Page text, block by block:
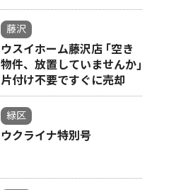
藤沢
ウスイホーム藤沢店 ｢空き
物件、放置していませんか｣
片付け不要ですぐに売却
緑区
ウクライナ特別号